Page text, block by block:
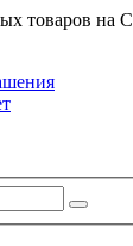
товаров на